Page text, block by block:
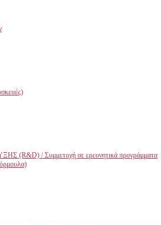
/ Συμμετοχή σε ερευνητικά προγράμματα